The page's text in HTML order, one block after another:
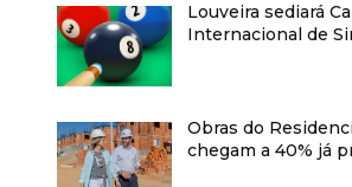
Louveira sediará
Internacional de
Obras do
chegam a 40% já